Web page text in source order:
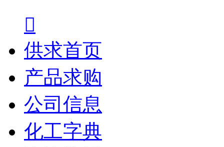

供求首页
产品求购
公司信息
化工字典